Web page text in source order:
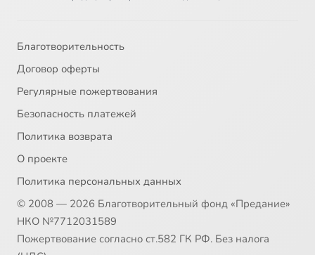
Благотворительность
Договор оферты
Регулярные пожертвования
Безопасность платежей
Политика возврата
О проекте
Политика персональных данных
© 2008 — 2026 Благотворительный фонд «Предание»
НКО №7712031589
Пожертвование согласно ст.582 ГК РФ. Без налога